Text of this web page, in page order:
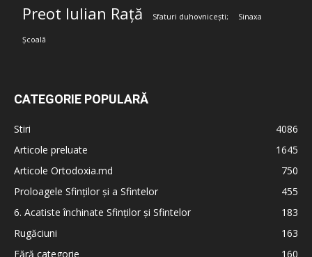
Preot Iulian Rață Sfaturi duhovnicești; Sinaxa
Școală
CATEGORIE POPULARĂ
Stiri
4086
Articole preluate
1645
Articole Ortodoxia.md
750
Proloagele Sfinților și a Sfintelor
455
6. Acatiste închinate Sfinților și Sfintelor
183
Rugăciuni
163
Fără categorie
160